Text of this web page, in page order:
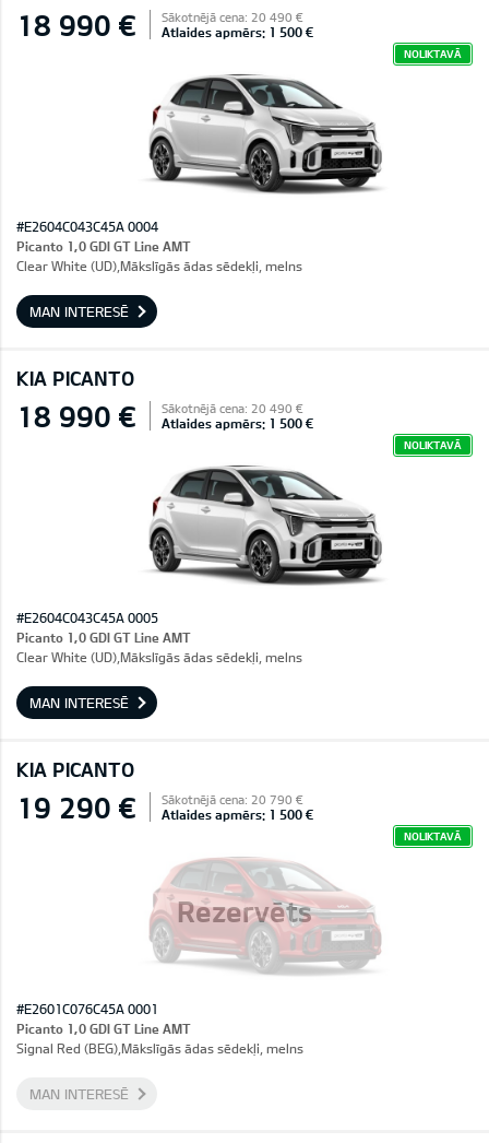
18 990 € Sākotnējā cena: 20 490 €
Atlaides apmērs: 1 500 €
NOLIKTAVĀ
#E2604C043C45A 0004
Picanto 1,0 GDI GT Line AMT
Clear White (UD),Mākslīgās ādas sēdekļi, melns
MAN INTERESĒ
KIA PICANTO
18 990 € Sākotnējā cena: 20 490 €
Atlaides apmērs: 1 500 €
NOLIKTAVĀ
#E2604C043C45A 0005
Picanto 1,0 GDI GT Line AMT
Clear White (UD),Mākslīgās ādas sēdekļi, melns
MAN INTERESĒ
KIA PICANTO
Rezervēts
19 290 € Sākotnējā cena: 20 790 €
Atlaides apmērs: 1 500 €
NOLIKTAVĀ
#E2601C076C45A 0001
Picanto 1,0 GDI GT Line AMT
Signal Red (BEG),Mākslīgās ādas sēdekļi, melns
MAN INTERESĒ